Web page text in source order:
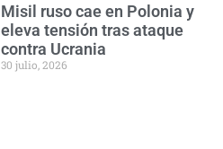
Misil ruso cae en Polonia y
eleva tensión tras ataque
contra Ucrania
30 julio, 2026